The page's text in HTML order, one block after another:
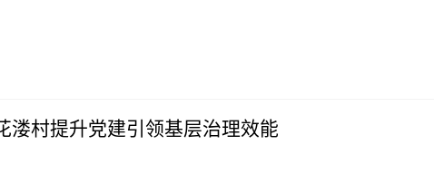
溇村提升党建引领基层治理效能